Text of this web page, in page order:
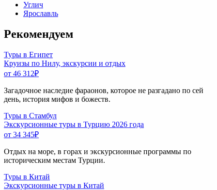
Углич
Ярославль
Рекомендуем
Туры в Египет
Круизы по Нилу, экскурсии и отдых
от 46 312₽
Загадочное наследие фараонов, которое не разгадано по сей
день, история мифов и божеств.
Туры в Стамбул
Экскурсионные туры в Турцию 2026 года
от 34 345₽
Отдых на море, в горах и экскурсионные программы по
историческим местам Турции.
Туры в Китай
Экскурсионные туры в Китай